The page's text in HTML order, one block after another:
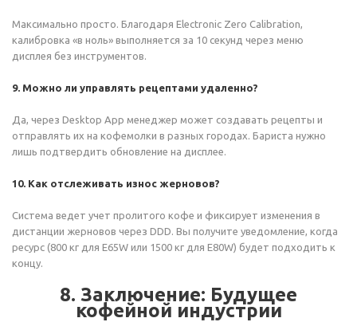
Максимально просто. Благодаря Electronic Zero Calibration,
калибровка «в ноль» выполняется за 10 секунд через меню
дисплея без инструментов.
9. Можно ли управлять рецептами удаленно?
Да, через Desktop App менеджер может создавать рецепты и
отправлять их на кофемолки в разных городах. Бариста нужно
лишь подтвердить обновление на дисплее.
10. Как отслеживать износ жерновов?
Система ведет учет пролитого кофе и фиксирует изменения в
дистанции жерновов через DDD. Вы получите уведомление, когда
ресурс (800 кг для E65W или 1500 кг для E80W) будет подходить к
концу.
8. Заключение: Будущее
кофейной индустрии